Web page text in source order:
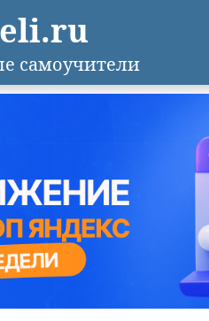
самоучители